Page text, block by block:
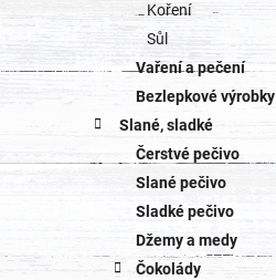
Koření
Sůl
Vaření a pečení
Bezlepkové výrobky
Slané, sladké
Čerstvé pečivo
Slané pečivo
Sladké pečivo
Džemy a medy
Čokolády